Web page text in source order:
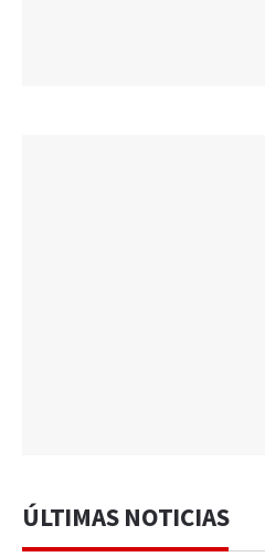
ÚLTIMAS NOTICIAS